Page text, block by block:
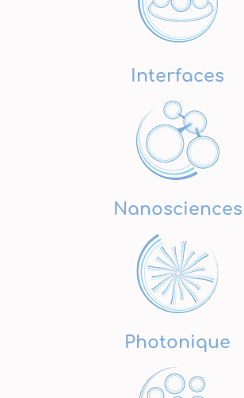
Interfaces
Nanosciences
Photonique